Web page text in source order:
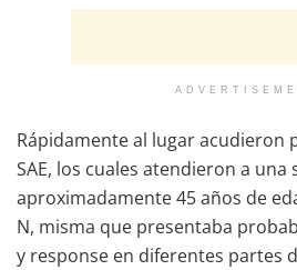
Rápidamente al lugar acudieron
SAE, los cuales atendieron a una
aproximadamente 45 años de
N, misma que presentaba
y response en diferentes partes